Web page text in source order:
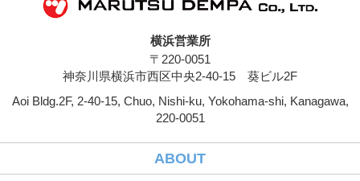
際しての各種設定情報なども含みます），IPア
識別情報などの履歴情報および特性情報を，ユ
ーザーが当社や提携先のサービスを利用しまた
はページを閲覧する際に収集します。
第３条（個人情報を収集・利用する目的）
当社が個人情報を収集・利用する目的は，以下
ユーザーに自分の登録情報の閲覧や修正，利用
状況の閲覧を行っていただくために，氏名，住
横浜営業所
〒220-0051
神奈川県横浜市西区中央2-40-15 葵ビル2F
Aoi Bldg.2F, 2-40-15, Chuo, Nishi-ku, Yokohama-shi, Kanagawa,
220-0051
ABOUT